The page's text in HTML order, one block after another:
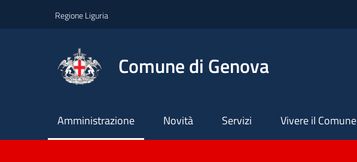
Regione Liguria
Comune di Genova
Principale
Amministrazione Novità Servizi Vivere il Comune